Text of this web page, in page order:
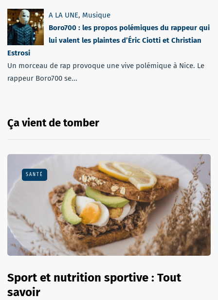
A LA UNE, Musique
Boro700 : les propos polémiques du rappeur qui
lui valent les plaintes d’Éric Ciotti et Christian
Estrosi
Un morceau de rap provoque une vive polémique à Nice. Le
rappeur Boro700 se...
Ça vient de tomber
SANTÉ
Sport et nutrition sportive : Tout
savoir